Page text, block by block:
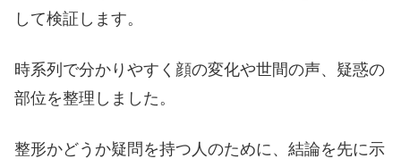
して検証します。
時系列で分かりやすく顔の変化や世間の声、疑惑の
部位を整理しました。
整形かどうか疑問を持つ人のために、結論を先に示